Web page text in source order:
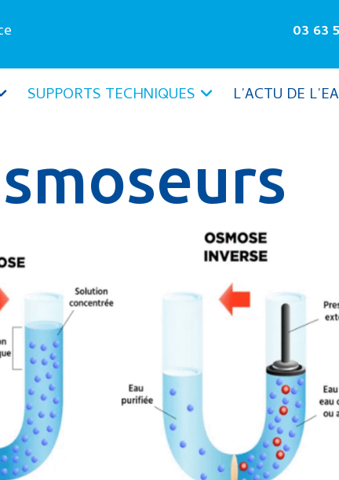
03 63
SUPPORTS TECHNIQUES L’ACTU DE